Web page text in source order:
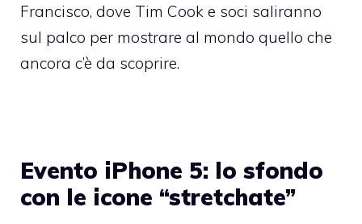
Francisco, dove Tim Cook e soci saliranno
sul palco per mostrare al mondo quello che
ancora c’è da scoprire.
Evento iPhone 5: lo sfondo
con le icone “stretchate”